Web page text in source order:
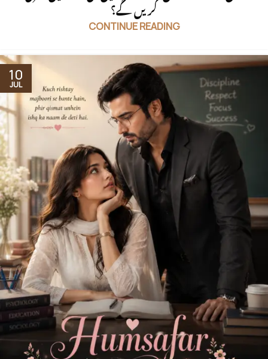
کریں گے؟
CONTINUE READING
10
JUL